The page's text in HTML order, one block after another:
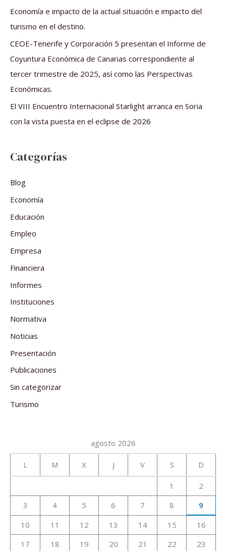
Economía e impacto de la actual situación e impacto del
turismo en el destino.
CEOE-Tenerife y Corporación 5 presentan el Informe de
Coyuntura Económica de Canarias correspondiente al
tercer trimestre de 2025, así como las Perspectivas
Económicas.
El VIII Encuentro Internacional Starlight arranca en Soria
con la vista puesta en el eclipse de 2026
Categorías
Blog
Economía
Educación
Empleo
Empresa
Financiera
Informes
Instituciones
Normativa
Noticias
Presentación
Publicaciones
Sin categorizar
Turismo
agosto 2026
L M X J V S D
1
2
3
4 5 6 7 8
9
10
11 12 13 14 15
16
17
18 19 20 21 22
23